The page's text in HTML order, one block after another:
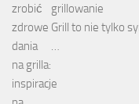
grillowanie
Grill to nie tylko
…